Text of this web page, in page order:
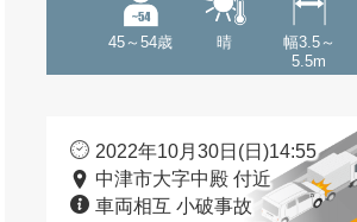
45～54歳 晴
幅3.5～
5.5m
2022年10月30日(日)14:55
中津市大字中殿 付近
車両相互 小破事故